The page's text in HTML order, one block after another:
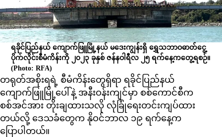
ရခိုင်ပြည်နယ် ကျောက်ဖြူမြို့နယ် မဒေးကျွန်းရှိ ရွှေသဘာဝဓာတ်‌ငွေ့
ပိုက်လိုင်းစီမံကိန်းကို ၂၀၂၃ ခုနှစ် ဇန်နဝါရီလ ၂၅ ရက်နေ့ကတွေ့ရစဉ်။
(Photo: RFA)
တရုတ်အစိုးရရဲ့ စီမံကိန်းတွေရှိရာ ရခိုင်ပြည်နယ်
ကျောက်ဖြူမြို့ပေါ်နဲ့ အနီးဝန်းကျင်မှာ စစ်ကောင်စီက
စစ်အင်အား တိုးချထားသလို လုံခြုံရေးတင်းကျပ်ထား
တယ်လို့ ဒေသခံတွေက နိုဝင်ဘာလ ၁၉ ရက်နေ့က
ပြောပါတယ်။